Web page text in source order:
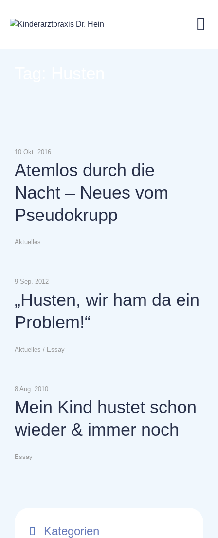
content
10 Okt. 2016
Atemlos durch die
Nacht – Neues vom
Pseudokrupp
Aktuelles
9 Sep. 2012
„Husten, wir ham da ein
Problem!“
Aktuelles / Essay
8 Aug. 2010
Mein Kind hustet schon
wieder & immer noch
Essay
Kategorien